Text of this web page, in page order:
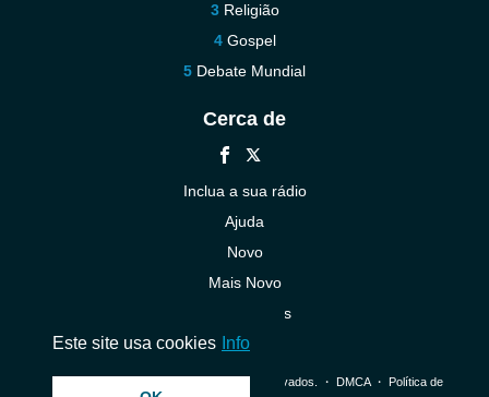
Religião
Gospel
Debate Mundial
Cerca de
Inclua a sua rádio
Ajuda
Novo
Mais Novo
Contacte-nos
© 2026 InstantAudio. Todos os direitos reservados. ・ DMCA・ Política de
Este site usa cookies Info